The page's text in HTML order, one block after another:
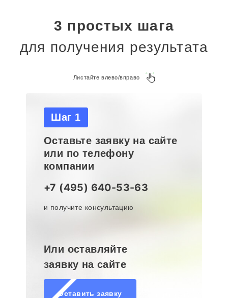
3 простых шага
для получения результата
Листайте влево/вправо
Шаг 1
Оставьте заявку на сайте
или по телефону
компании
+7 (495) 640-53-63
и получите консультацию
Или оставляйте
заявку на сайте
Оставить заявку